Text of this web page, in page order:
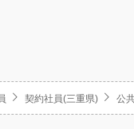
契約社員(三重県) 公